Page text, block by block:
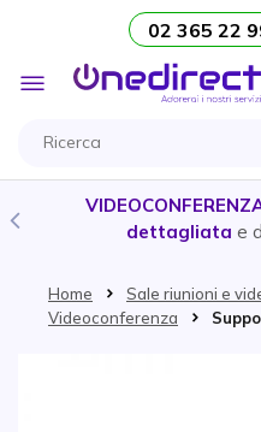
Salta al contenuto 02 365 22
Toggle
Nav
dettagliata e
Home
Sale riunioni e
Videoconferenza